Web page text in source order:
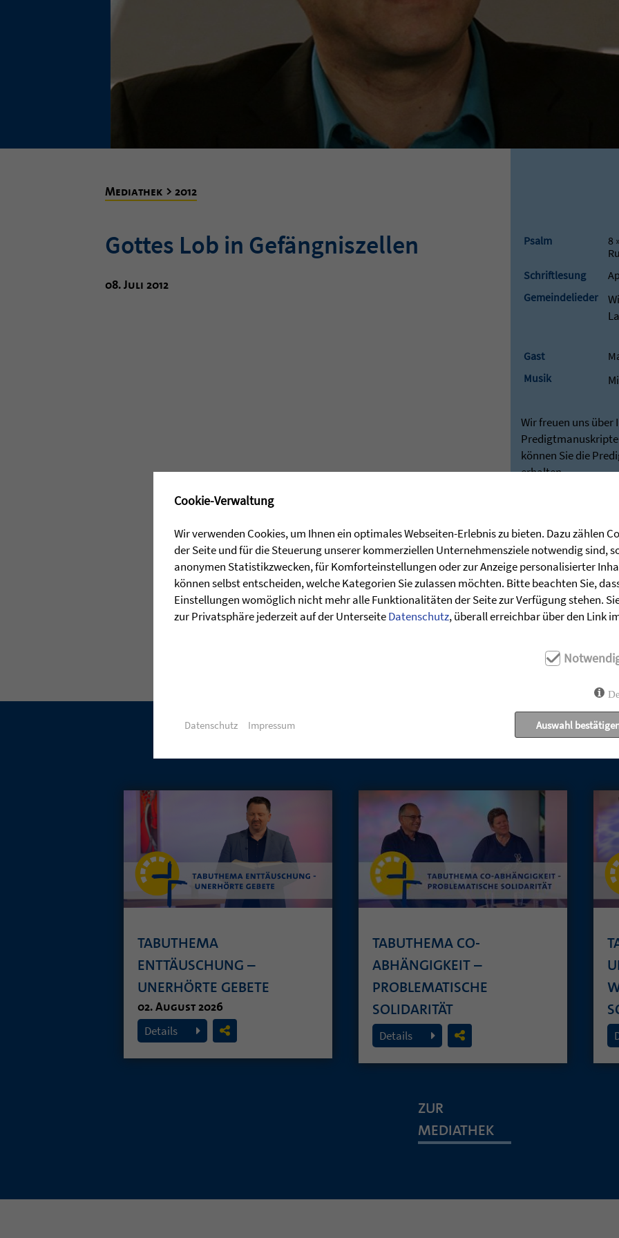
Mediathek > 2012
Gottes Lob in Gefängniszellen
08. Juli 2012
Psalm
8
Schriftlesung
Gemeindelieder
Gast
Musik
Wir freuen uns über
können Sie die
erhalten.
Besuchen Sie
Predigten - Die
Bei Rückfragen
Verfügung:
post@stunde-
TABUTHEMA
ENTTÄUSCHUNG –
UNERHÖRTE GEBETE
02. August 2026
Details
TABUTHEMA CO-
ABHÄNGIGKEIT –
PROBLEMATISCHE
SOLIDARITÄT
26. Juli 2026
Details
ZUR
MEDIATHEK
Cookie-Verwaltung
Wir verwenden Cookies, um Ihnen ein optimales Webseiten-Erlebnis zu bieten. Dazu zählen
der Seite und für die Steuerung unserer kommerziellen Unternehmensziele notwendig sind,
anonymen Statistikzwecken, für Komforteinstellungen oder zur Anzeige personalisierter
können selbst entscheiden, welche Kategorien Sie zulassen möchten. Bitte beachten Sie,
Einstellungen womöglich nicht mehr alle Funktionalitäten der Seite zur Verfügung stehen.
zur Privatsphäre jederzeit auf der UnterseiteDatenschutz, überall erreichbar über den Link
Auswahl
Datenschutz Impressum